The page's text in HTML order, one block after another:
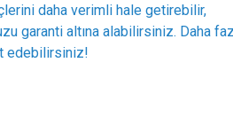
daha verimli hale getirebilir,
garanti altına alabilirsiniz. Daha
edebilirsiniz!